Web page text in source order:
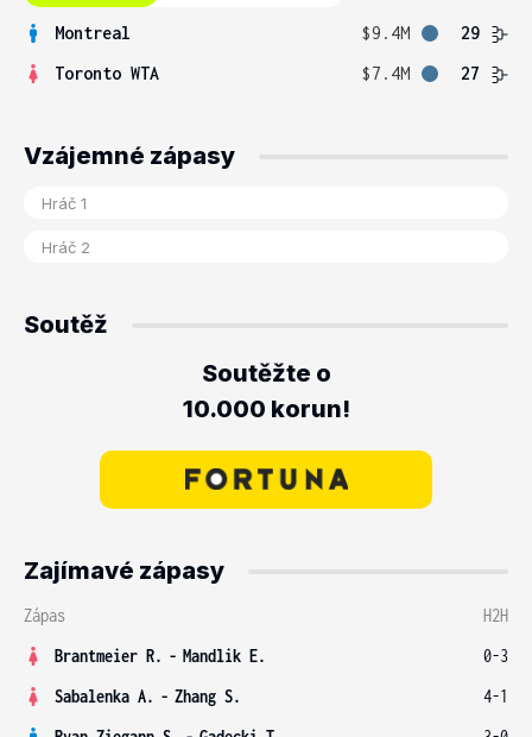
Montreal $9.4M
29
Toronto WTA
$7.4M 27
Vzájemné zápasy
Soutěž
Soutěžte o
10.000 korun!
Zajímavé zápasy
Zápas
H2H
Brantmeier R. - Mandlik E.
0-3
Sabalenka A. - Zhang S.
4-1